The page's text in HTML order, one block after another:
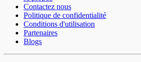
Contactez nous
Politique de confidentialité
Conditions d'utilisation
Partenaires
Blogs